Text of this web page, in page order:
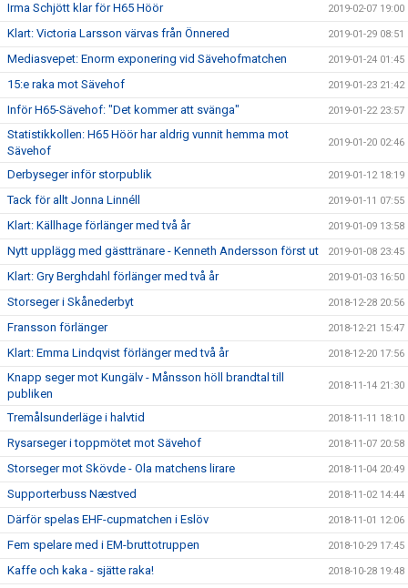
Irma Schjött klar för H65 Höör 2019-02-07 19:00
Klart: Victoria Larsson värvas från Önnered 2019-01-29 08:51
Mediasvepet: Enorm exponering vid Sävehofmatchen 2019-01-24 01:45
15:e raka mot Sävehof 2019-01-23 21:42
Inför H65-Sävehof: "Det kommer att svänga" 2019-01-22 23:57
Statistikkollen: H65 Höör har aldrig vunnit hemma mot
Sävehof
2019-01-20 02:46
Derbyseger inför storpublik 2019-01-12 18:19
Tack för allt Jonna Linnéll 2019-01-11 07:55
Klart: Källhage förlänger med två år 2019-01-09 13:58
Nytt upplägg med gästtränare - Kenneth Andersson först ut 2019-01-08 23:45
Klart: Gry Berghdahl förlänger med två år 2019-01-03 16:50
Storseger i Skånederbyt 2018-12-28 20:56
Fransson förlänger 2018-12-21 15:47
Klart: Emma Lindqvist förlänger med två år 2018-12-20 17:56
Knapp seger mot Kungälv - Månsson höll brandtal till
publiken
2018-11-14 21:30
Tremålsunderläge i halvtid 2018-11-11 18:10
Rysarseger i toppmötet mot Sävehof 2018-11-07 20:58
Storseger mot Skövde - Ola matchens lirare 2018-11-04 20:49
Supporterbuss Næstved 2018-11-02 14:44
Därför spelas EHF-cupmatchen i Eslöv 2018-11-01 12:06
Fem spelare med i EM-bruttotruppen 2018-10-29 17:45
Kaffe och kaka - sjätte raka! 2018-10-28 19:48